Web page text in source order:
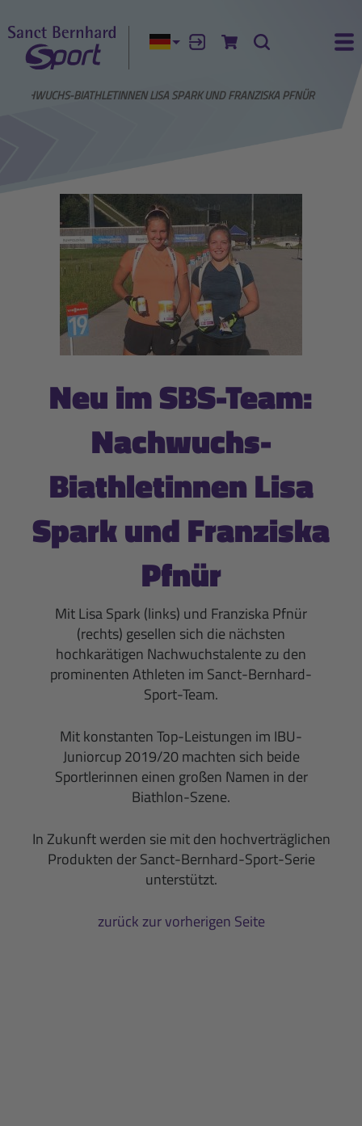
Aktuelle Sprache:
AnmeldenZum Warenkorb
Suche
NACHWUCHS-BIATHLETINNEN LISA SPARK UND FRANZISKA PFNÜR
Neu im SBS-Team:
Nachwuchs-
Biathletinnen Lisa
Spark und Franziska
Pfnür
Mit Lisa Spark (links) und Franziska Pfnür
(rechts) gesellen sich die nächsten
hochkarätigen Nachwuchstalente zu den
prominenten Athleten im Sanct-Bernhard-
Sport-Team.
Mit konstanten Top-Leistungen im IBU-
Juniorcup 2019/20 machten sich beide
Sportlerinnen einen großen Namen in der
Biathlon-Szene.
In Zukunft werden sie mit den hochverträglichen
Produkten der Sanct-Bernhard-Sport-Serie
unterstützt.
zurück zur vorherigen Seite